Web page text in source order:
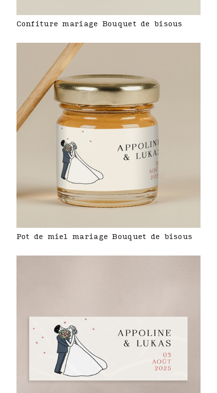
Confiture mariage Bouquet de bisous
Pot de miel mariage Bouquet de bisous